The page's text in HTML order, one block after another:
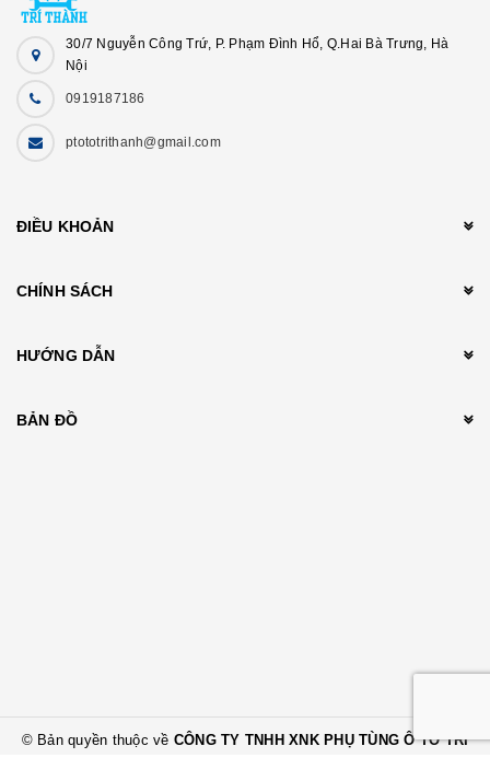
30/7 Nguyễn Công Trứ, P. Phạm Đình Hổ, Q.Hai Bà Trưng, Hà
Nội
0919187186
ptototrithanh@gmail.com
ĐIỀU KHOẢN
CHÍNH SÁCH
HƯỚNG DẪN
BẢN ĐỒ
© Bản quyền thuộc về CÔNG TY TNHH XNK PHỤ TÙNG Ô TÔ TRÍ